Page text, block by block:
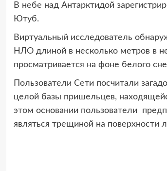
В небе над Антарктидой
Ютуб.
Виртуальный исследователь
НЛО длиной в несколько метров в
просматривается на фоне белого
Пользователи Сети посчитали
целой базы пришельцев,
этом основании пользователи
являться трещиной на поверхности